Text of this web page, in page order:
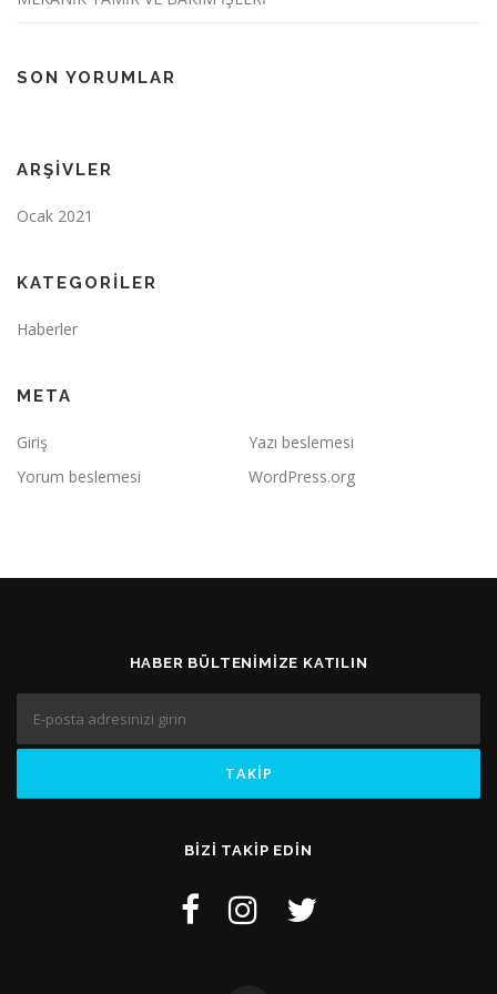
SON YORUMLAR
ARŞIVLER
Ocak 2021
KATEGORILER
Haberler
META
Giriş
Yazı beslemesi
Yorum beslemesi
WordPress.org
HABER BÜLTENIMIZE KATILIN
BIZI TAKIP EDIN